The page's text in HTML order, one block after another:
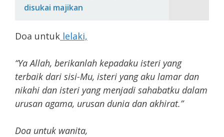
disukai majikan
Doa untuk lelaki,
“Ya Allah, berikanlah kepadaku isteri yang
terbaik dari sisi-Mu, isteri yang aku lamar dan
nikahi dan isteri yang menjadi sahabatku dalam
urusan agama, urusan dunia dan akhirat.”
Doa untuk wanita,